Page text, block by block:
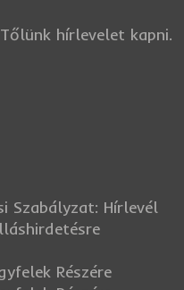
hírlevelet kapni.
Szabályzat: Hírlevél
Részére